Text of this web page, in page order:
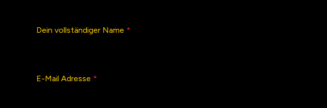
Dein vollständiger Name *
E-Mail Adresse *